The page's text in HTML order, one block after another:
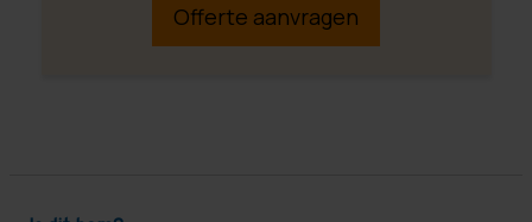
Offerte aanvragen